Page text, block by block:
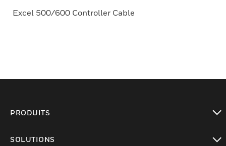
Excel 500/600 Controller Cable
PRODUITS
SOLUTIONS